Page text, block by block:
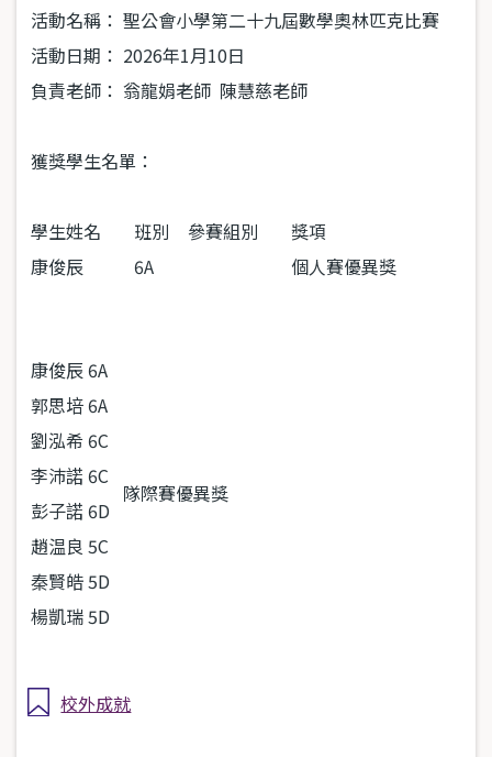
活動名稱： 聖公會小學第二十九屆數學奧林匹克比賽
活動日期： 2026年1月10日
負責老師： 翁龍娟老師 陳慧慈老師
獲獎學生名單：
學生姓名 班別 參賽組別
獎項
康俊辰
6A 個人賽優異獎
康俊辰 6A
隊際賽優異獎
郭思培6A
劉泓希 6C
李沛諾 6C
彭子諾 6D
趙温良 5C
秦賢皓5D
楊凱瑞5D
校外成就